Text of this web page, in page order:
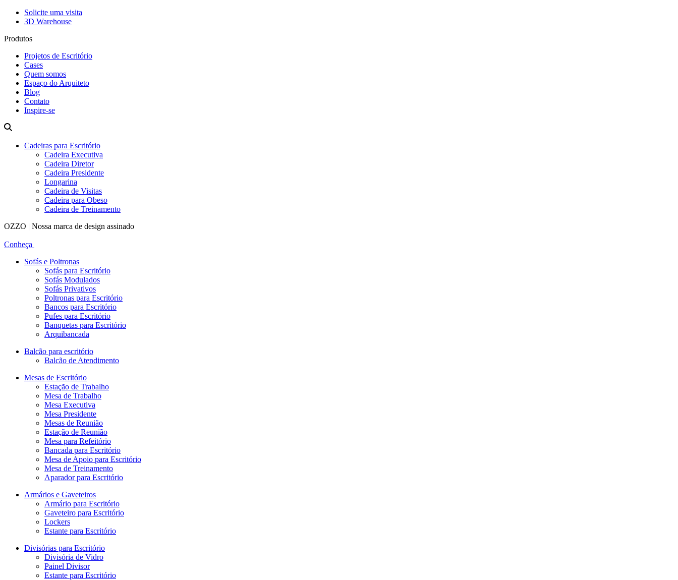
Solicite uma visita
3D Warehouse
Produtos
Projetos de Escritório
Cases
Quem somos
Espaço do Arquiteto
Blog
Contato
Inspire-se
Cadeiras para Escritório
Cadeira Executiva
Cadeira Diretor
Cadeira Presidente
Longarina
Cadeira de Visitas
Cadeira para Obeso
Cadeira de Treinamento
OZZO | Nossa marca de design assinado
Conheça
Sofás e Poltronas
Sofás para Escritório
Sofás Modulados
Sofás Privativos
Poltronas para Escritório
Bancos para Escritório
Pufes para Escritório
Banquetas para Escritório
Arquibancada
Balcão para escritório
Balcão de Atendimento
Mesas de Escritório
Estação de Trabalho
Mesa de Trabalho
Mesa Executiva
Mesa Presidente
Mesas de Reunião
Estação de Reunião
Mesa para Refeitório
Bancada para Escritório
Mesa de Apoio para Escritório
Mesa de Treinamento
Aparador para Escritório
Armários e Gaveteiros
Armário para Escritório
Gaveteiro para Escritório
Lockers
Estante para Escritório
Divisórias para Escritório
Divisória de Vidro
Painel Divisor
Estante para Escritório